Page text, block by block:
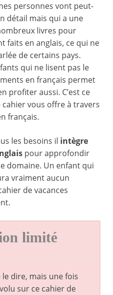
personnes vont peut-
détail mais qui a une
livres pour
faits en anglais, ce qui ne
de certains pays.
qui ne lisent pas le
en français permet
profiter aussi. C’est ce
vous offre à travers
français.
les besoins il intègre
pour approfondir
domaine. Un enfant qui
vraiment aucun
de vacances
limité
le dire, mais une fois
sur ce cahier de